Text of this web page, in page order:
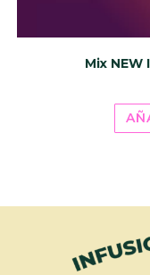
Mix